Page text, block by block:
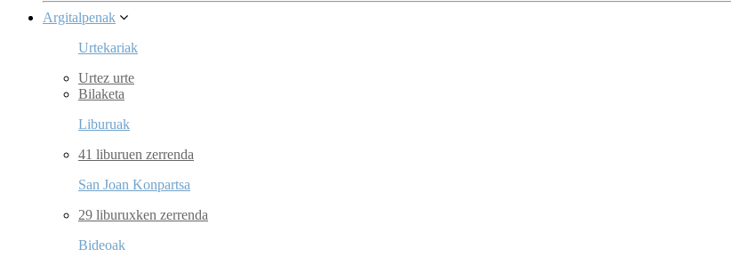
Argitalpenak
Urtekariak
Urtez urte
Bilaketa
Liburuak
41 liburuen zerrenda
San Joan Konpartsa
29 liburuxken zerrenda
Bideoak